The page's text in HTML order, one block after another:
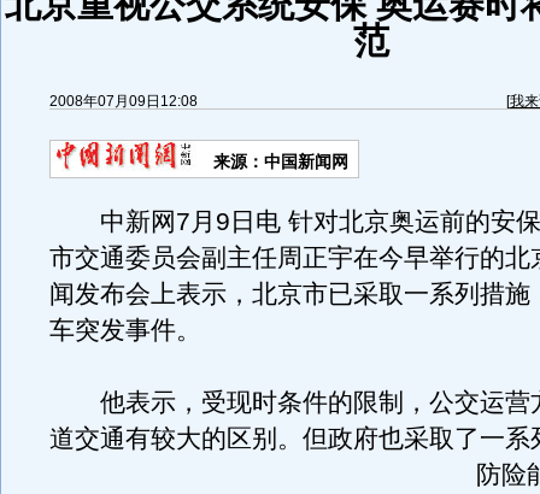
范
2008年07月09日12:08 [我
来源：中国新闻网
中新网7月9日电 针对北京奥运前的安
市交通委员会副主任周正宇在今早举行的北
闻发布会上表示，北京市已采取一系列措施
车突发事件。
他表示，受现时条件的限制，公交运营
道交通有较大的区别。 但政府也采取了一系
防险